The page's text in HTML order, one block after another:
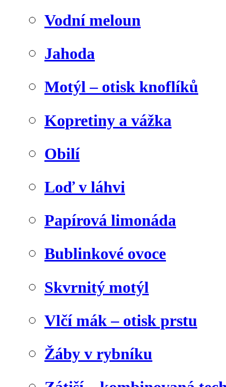
Vodní meloun
Jahoda
Motýl – otisk knoflíků
Kopretiny a vážka
Obilí
Loď v láhvi
Papírová limonáda
Bublinkové ovoce
Skvrnitý motýl
Vlčí mák – otisk prstu
Žáby v rybníku